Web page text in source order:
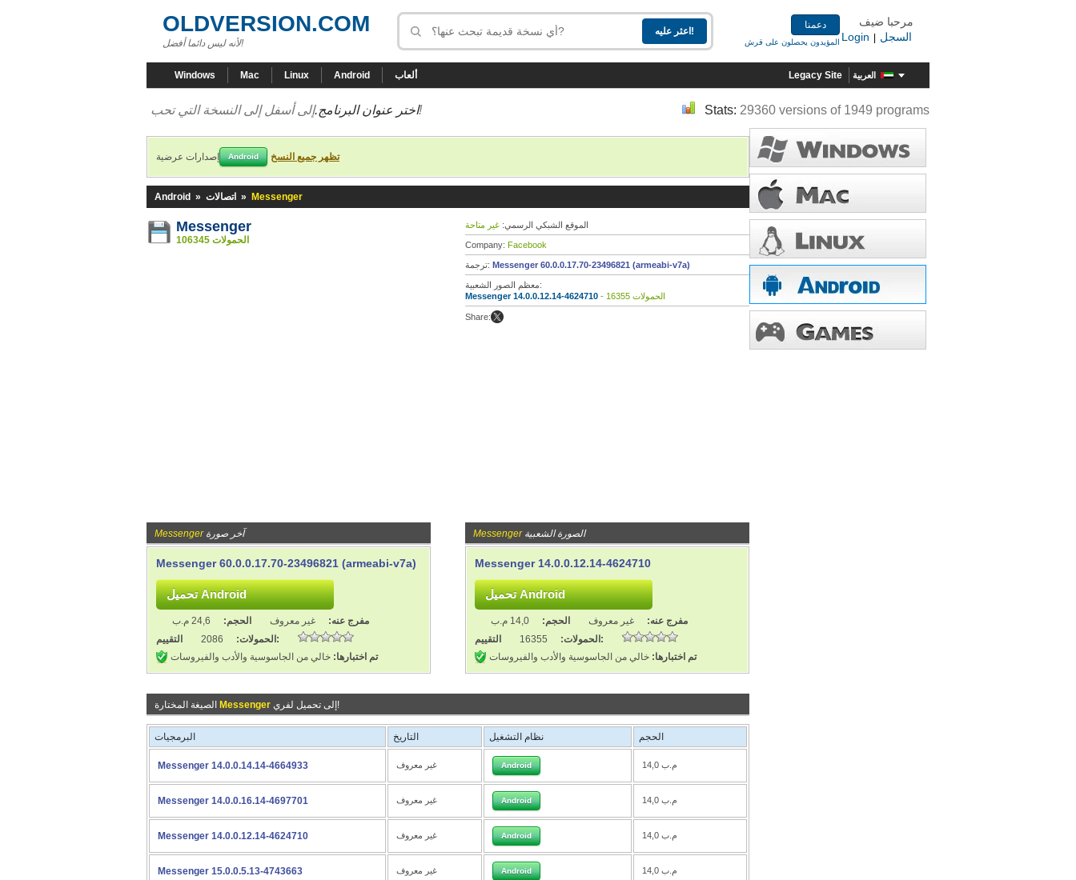
OLDVERSION.COM
لأنه ليس دائما أفضل!
دعمنا
المؤيدون يحصلون على قرش
مرحبا ضيف
Login
السجل
Windows Mac Linux Android ألعاب Legacy Site العربية
اختر عنوان البرنامج.إلى أسفل إلى النسخة التي تحب! Stats: 29360 versions of 1949 programs
إصدارات عرضية Android تظهر جميع النسخ
Android » اتصالات » Messenger
Messenger
106345 الحمولات
الموقع الشبكي الرسمي: غير متاحة
Company: Facebook
ترجمة: Messenger 60.0.0.17.70-23496821 (armeabi-v7a)
معظم الصور الشعبية:
Messenger 14.0.0.12.14-4624710
- 16355 الحمولات
Share:
Messenger آخر صورة
Messenger 60.0.0.17.70-23496821 (armeabi-v7a)
مفرج عنه: غير معروف الحجم:
24,6 م.ب
الحمولات:
2086
التقييم:
تم اختبارها: خالي من الجاسوسية والأدب والفيروسات
Messenger الصورة الشعبية
Messenger 14.0.0.12.14-4624710
مفرج عنه: غير معروف الحجم:
14,0 م.ب
الحمولات:
16355
التقييم:
تم اختبارها: خالي من الجاسوسية والأدب والفيروسات
Messenger إلى تحميل لفري!
البرمجيات التاريخ نظام التشغيل الحجم
Messenger 14.0.0.14.14-4664933 غير معروف Android 14,0 م.ب
Messenger 14.0.0.16.14-4697701 غير معروف Android 14,0 م.ب
Messenger 14.0.0.12.14-4624710 غير معروف Android 14,0 م.ب
Messenger 15.0.0.5.13-4743663 غير معروف Android 14,0 م.ب